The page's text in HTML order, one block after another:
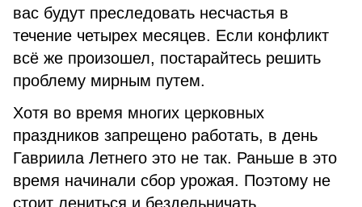
вас будут преследовать несчастья в
течение четырех месяцев. Если конфликт
всё же произошел, постарайтесь решить
проблему мирным путем.
Хотя во время многих церковных
праздников запрещено работать, в день
Гавриила Летнего это не так. Раньше в это
время начинали сбор урожая. Поэтому не
стоит лениться и бездельничать.